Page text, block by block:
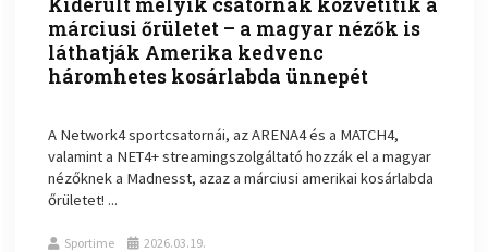
márciusi őrületet – a magyar nézők is
láthatják Amerika kedvenc
háromhetes kosárlabda ünnepét
A Network4 sportcsatornái, az ARENA4 és a MATCH4,
valamint a NET4+ streamingszolgáltató hozzák el a magyar
nézőknek a Madnesst, azaz a márciusi amerikai kosárlabda
őrületet! ...
Sportime 2026.03.19.